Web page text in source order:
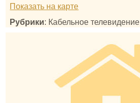
Показать на карте
Рубрики: Кабельное телевидение